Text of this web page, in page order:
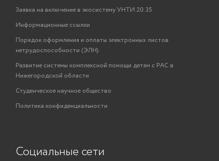
Заявка на включение в экосистему УНТИ 20.35
Информационные ссылки
Порядок оформления и оплаты электронных листов
нетрудоспособности (ЭЛН).
Развитие системы комплексной помощи детям с РАС в
Нижегородской области
Студенческое научное общество
Политика конфиденциальности
Социальные сети